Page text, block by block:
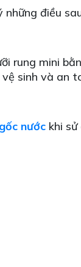
điều
rung mini
sinh và an
nước khi